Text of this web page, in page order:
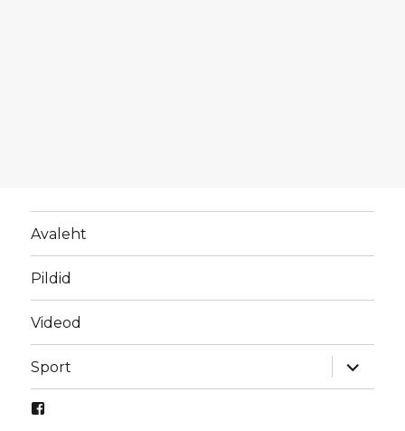
Avaleht
Pildid
Videod
Sport
laienda